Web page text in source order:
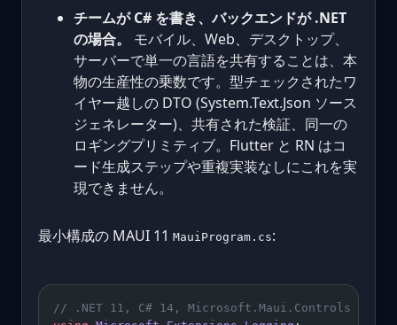
チームが C# を書き、バックエンドが .NET
の場合。
モバイル、Web、デスクトップ、
サーバーで単一の言語を共有することは、本
物の生産性の乗数です。型チェックされたワ
イヤー越しの DTO (System.Text.Json ソース
ジェネレーター)、共有された検証、同一の
ロギングプリミティブ。Flutter と RN はコ
ード生成ステップや重複実装なしにこれを実
現できません。
最小構成の MAUI 11 MauiProgram.cs:
// .NET 11, C# 14, Microsoft.Maui.Controls